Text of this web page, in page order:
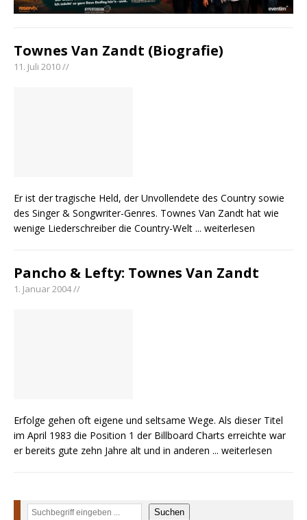
Townes Van Zandt (Biografie)
11. Juli 2010 //
Er ist der tragische Held, der Unvollendete des Country sowie
des Singer & Songwriter-Genres. Townes Van Zandt hat wie
wenige Liederschreiber die Country-Welt ... weiterlesen
Pancho & Lefty: Townes Van Zandt
1. Januar 2004 //
Erfolge gehen oft eigene und seltsame Wege. Als dieser Titel
im April 1983 die Position 1 der Billboard Charts erreichte war
er bereits gute zehn Jahre alt und in anderen ... weiterlesen
Suchen Suchen